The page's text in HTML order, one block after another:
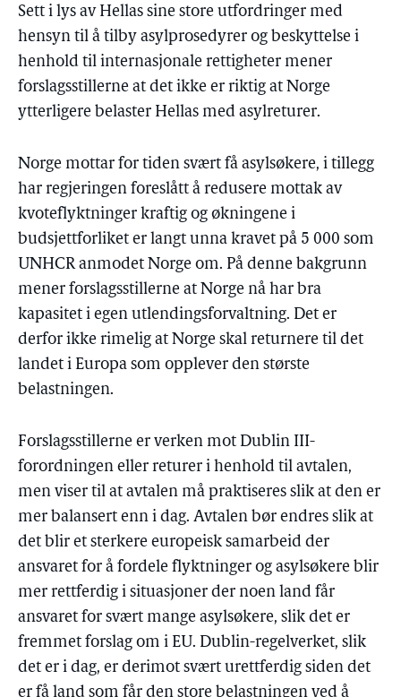
Sett i lys av Hellas sine store utfordringer med
hensyn til å tilby asylprosedyrer og beskyttelse i
henhold til internasjonale rettigheter mener
forslagsstillerne at det ikke er riktig at Norge
ytterligere belaster Hellas med asylreturer.
Norge mottar for tiden svært få asylsøkere, i tillegg
har regjeringen foreslått å redusere mottak av
kvoteflyktninger kraftig og økningene i
budsjettforliket er langt unna kravet på 5 000 som
UNHCR anmodet Norge om. På denne bakgrunn
mener forslagsstillerne at Norge nå har bra
kapasitet i egen utlendingsforvaltning. Det er
derfor ikke rimelig at Norge skal returnere til det
landet i Europa som opplever den største
belastningen.
Forslagsstillerne er verken mot Dublin III-
forordningen eller returer i henhold til avtalen,
men viser til at avtalen må praktiseres slik at den er
mer balansert enn i dag. Avtalen bør endres slik at
det blir et sterkere europeisk samarbeid der
ansvaret for å fordele flyktninger og asylsøkere blir
mer rettferdig i situasjoner der noen land får
ansvaret for svært mange asylsøkere, slik det er
fremmet forslag om i EU. Dublin-regelverket, slik
det er i dag, er derimot svært urettferdig siden det
er få land som får den store belastningen ved å